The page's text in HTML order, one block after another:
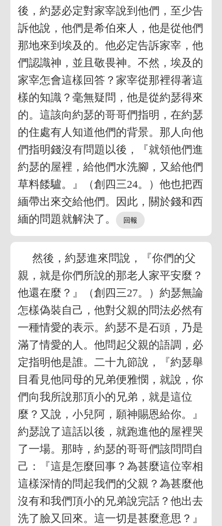
後，約瑟必定對家宰說到他們，至少告
訴他說，他們是希伯來人，他是從他們
那地來到埃及的。他必定告訴家宰，他
們認識神，並且敬畏神。不然，埃及的
家宰怎會這樣回答？家宰從那裡得著這
樣的知識？毫無疑問，他是從約瑟得來
的。這該向約瑟的哥哥們指明，在約瑟
的住處有人知道他們的背景。那人向他
們指明錢沒有問題以後，『就領他們進
約瑟的屋裡，給他們水洗腳，又給他們
草料餧驢。』（創四三24。）他也把西
緬帶出來交給他們。因此，關於錢和西
緬的問題就解決了。
然後，約瑟進來問說，『你們的父
親，就是你們所說的那老人家平安麼？
他還在麼？』（創四三27。）約瑟無論
怎樣偽裝自己，他對父親的問法必然有
一種情愛的表示。約瑟不是石頭，乃是
滿了情愛的人。他問起父親的語調，必
定指明他是誰。二十九節說，『約瑟舉
目看見他同母的兄弟便雅憫，就說，你
們向我所說那頂小的兄弟，就是這位
麼？又說，小兒阿，願神賜恩給你。』
約瑟說了這話以後，就跑進他的屋裡哭
了一場。那時，約瑟的哥哥們該問問自
己：『這是怎麼回事？為甚麼這位宰相
這樣深情的問起我們的父親？為甚麼他
沒有和我們頂小的兄弟說完話？他出去
洗了臉又回來。這一切是甚麼意思？』